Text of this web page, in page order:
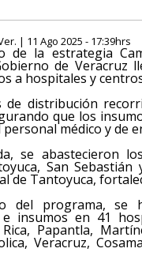
| 11 Ago 2025 - 17:39hrs
de la estrategia
de Veracruz
a hospitales y
de distribución
que los
personal médico y de
se abastecieron
San
de Tantoyuca,
del programa, se
e insumos en 41
Papantla,
Veracruz,